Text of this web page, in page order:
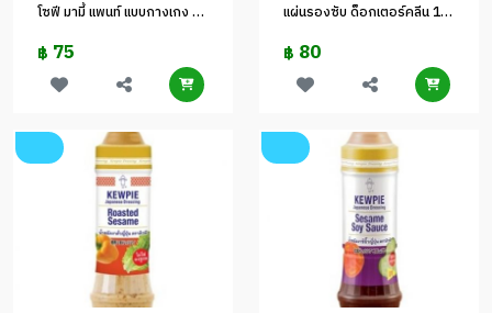
โซฟี มามี้ แพนท์ แบบกางเกง L-XL 2ชิ้น
฿ 75
แผ่นรองซับ ด็อกเตอร์คลีน 10 ชิ้น
฿ 80